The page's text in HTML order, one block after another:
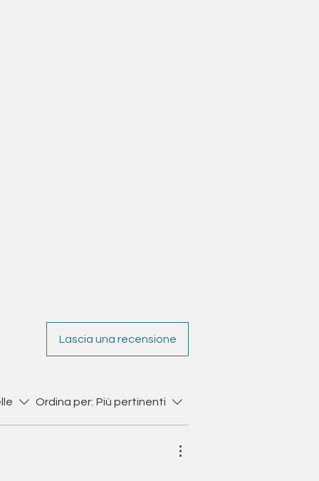
Lascia una recensione
Ordina per: Più pertinenti